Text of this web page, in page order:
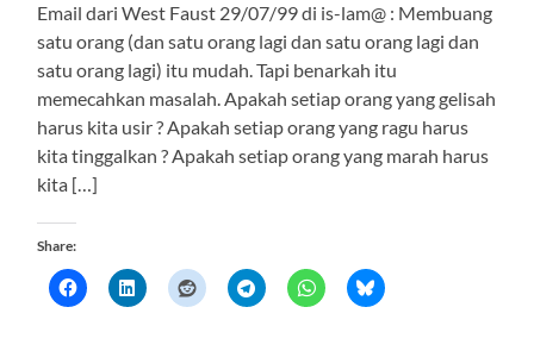
Email dari West Faust 29/07/99 di is-lam@ : Membuang
satu orang (dan satu orang lagi dan satu orang lagi dan
satu orang lagi) itu mudah. Tapi benarkah itu
memecahkan masalah. Apakah setiap orang yang gelisah
harus kita usir ? Apakah setiap orang yang ragu harus
kita tinggalkan ? Apakah setiap orang yang marah harus
kita […]
Share: